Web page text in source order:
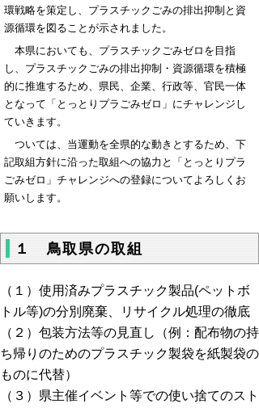
環戦略を策定し、プラスチックごみの排出抑制と資
源循環を図ることが示されました。
本県においても、プラスチックごみゼロを目指
し、プラスチックごみの排出抑制・資源循環を積極
的に推進するため、県民、企業、行政等、官民一体
となって「とっとりプラごみゼロ」にチャレンジし
ていきます。
ついては、当運動を全県的な動きとするため、下
記取組方針に沿った取組への協力と「とっとりプラ
ごみゼロ」チャレンジへの登録についてよろしくお
願いします。
１ 鳥取県の取組
（１）使用済みプラスチック製品(ペットボ
トル等)の分別廃棄、リサイクル処理の徹底
（２）包装方法等の見直し（例：配布物の持
ち帰りのためのプラスチック製袋を紙製袋の
ものに代替）
（３）県主催イベント等での使い捨てのスト